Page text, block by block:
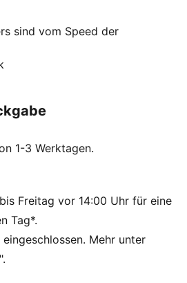
sind vom Speed der
Ikonen und bringen
in jedes Outfit. Diese
aktualisieren das Original
by PUMA
Branding-Details
1-3 Werktagen.
Freitag vor 14:00 Uhr für eine
Tag*.
Mehr unter